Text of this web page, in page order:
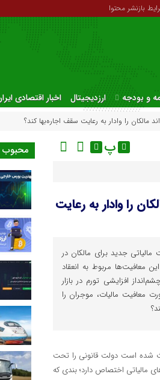
بازنشر محتوا
و بودجه ارزدیجیتال اخبار اقتصادی
مالکان را وادار به رعایت سقف اجاره‌بها کند؟
پ
را وادار به رعایت
مالیاتی جدید برای مالکان در
معافیت‌ها مربوط به انعقاد
افزایشی تورم در بازار
معافیت مالیات، موجران را
شده است دولت قانونی را تحت
مالیاتی اختصاص دارد؛ بندی که
محبوب